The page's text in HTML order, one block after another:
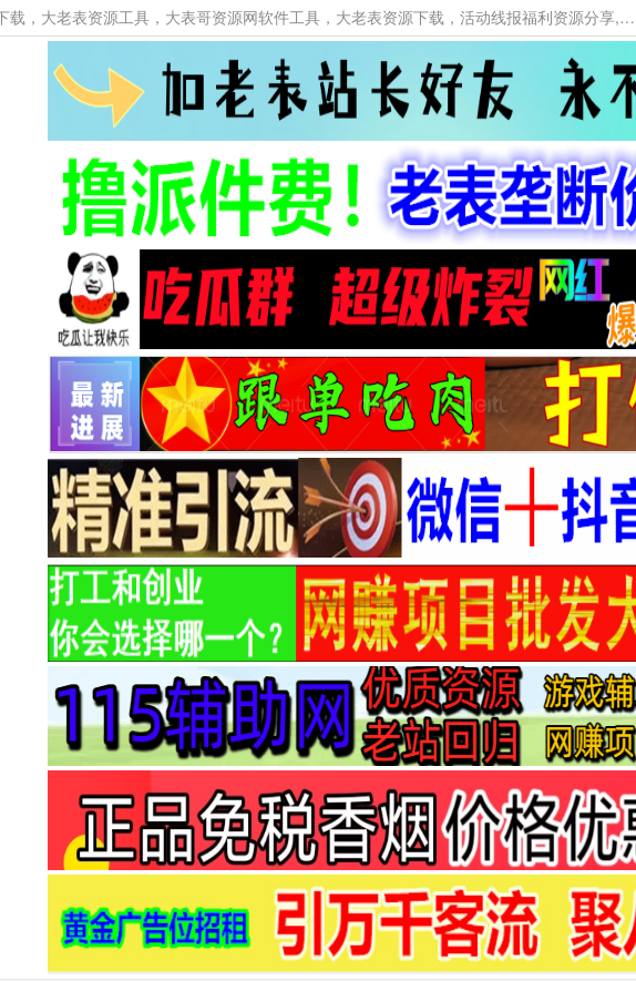
本网站提供资源工具下载，大老表资源工具，大表哥资源网软件工具，大老表资源下载，活动线报福利资源分享,活动线报，大型网游经典游戏，网络热门技术游戏辅助交流与分享。